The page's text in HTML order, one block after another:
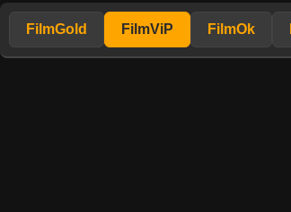
FilmGold FilmViP FilmOk